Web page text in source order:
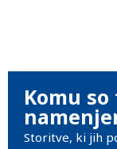
Komu
Storitve, ki jih